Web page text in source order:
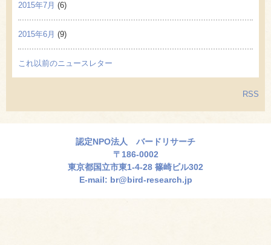
2015年7月 (6)
2015年6月 (9)
これ以前のニュースレター
RSS
認定NPO法人 バードリサーチ
〒186-0002
東京都国立市東1-4-28 篠崎ビル302
E-mail: br@bird-research.jp